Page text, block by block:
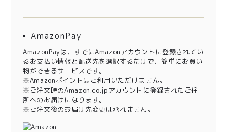
AmazonPay
AmazonPayは、すでにAmazonアカウントに登録されてい
るお支払い情報と配送先を選択するだけで、簡単にお買い
物ができるサービスです。
※Amazonポイントはご利用いただけません。
※ご注文時のAmazon.co.jpアカウントに登録されたご住
所へのお届けになります。
※ご注文後のお届け先変更は承れません。